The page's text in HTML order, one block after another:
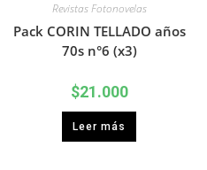
Revistas Fotonovelas
Pack CORIN TELLADO años
70s n°6 (x3)
$21.000
Leer más